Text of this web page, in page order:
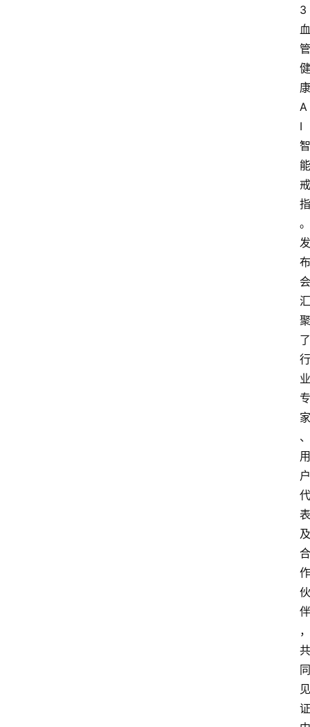
3
血
管
健
康
A
I
智
能
戒
指
。
发
布
会
汇
聚
了
行
业
专
家
、
用
户
代
表
及
合
作
伙
伴
，
共
同
见
证